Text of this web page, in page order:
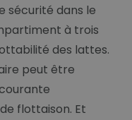
sécurité dans le
à trois
des lattes.
peut être
flottaison. Et